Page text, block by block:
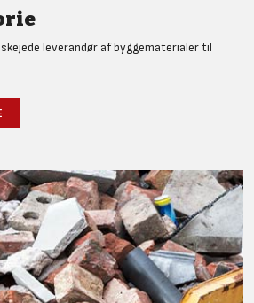
leverandør af byggematerialer til